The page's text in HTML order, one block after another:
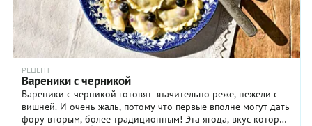
РЕЦЕПТ
Вареники с черникой
Вареники с черникой готовят значительно реже, нежели с
вишней. И очень жаль, потому что первые вполне могут дать
фору вторым, более традиционным! Эта ягода, вкус которой